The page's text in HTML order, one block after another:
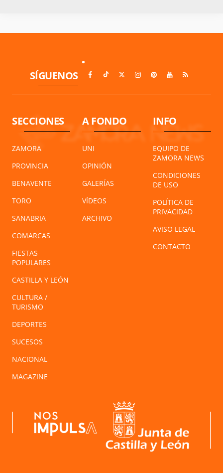
SÍGUENOS
SECCIONES
ZAMORA
PROVINCIA
BENAVENTE
TORO
SANABRIA
COMARCAS
FIESTAS
POPULARES
CASTILLA Y LEÓN
CULTURA /
TURISMO
DEPORTES
SUCESOS
NACIONAL
MAGAZINE
A FONDO
UNI
OPINIÓN
GALERÍAS
VÍDEOS
ARCHIVO
INFO
EQUIPO DE
ZAMORA NEWS
CONDICIONES
DE USO
POLÍTICA DE
PRIVACIDAD
AVISO LEGAL
CONTACTO